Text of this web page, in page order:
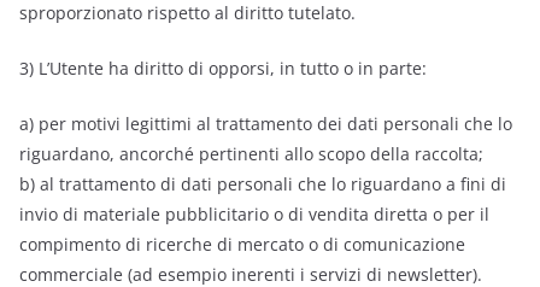
sproporzionato rispetto al diritto tutelato.
3) L’Utente ha diritto di opporsi, in tutto o in parte:
a) per motivi legittimi al trattamento dei dati personali che lo
riguardano, ancorché pertinenti allo scopo della raccolta;
b) al trattamento di dati personali che lo riguardano a fini di
invio di materiale pubblicitario o di vendita diretta o per il
compimento di ricerche di mercato o di comunicazione
commerciale (ad esempio inerenti i servizi di newsletter).